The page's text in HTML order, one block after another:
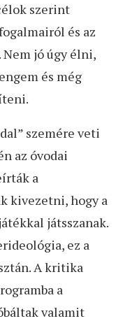
szerint
és az
Nem jó úgy élni,
és még
szemére veti
az óvodai
a
kivezetni, hogy a
játsszanak.
ez a
A kritika
a
valamit